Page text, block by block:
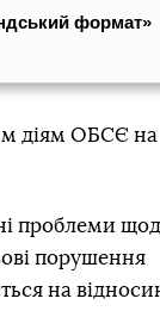
формат»
діям ОБСЄ на
проблеми
порушення
на